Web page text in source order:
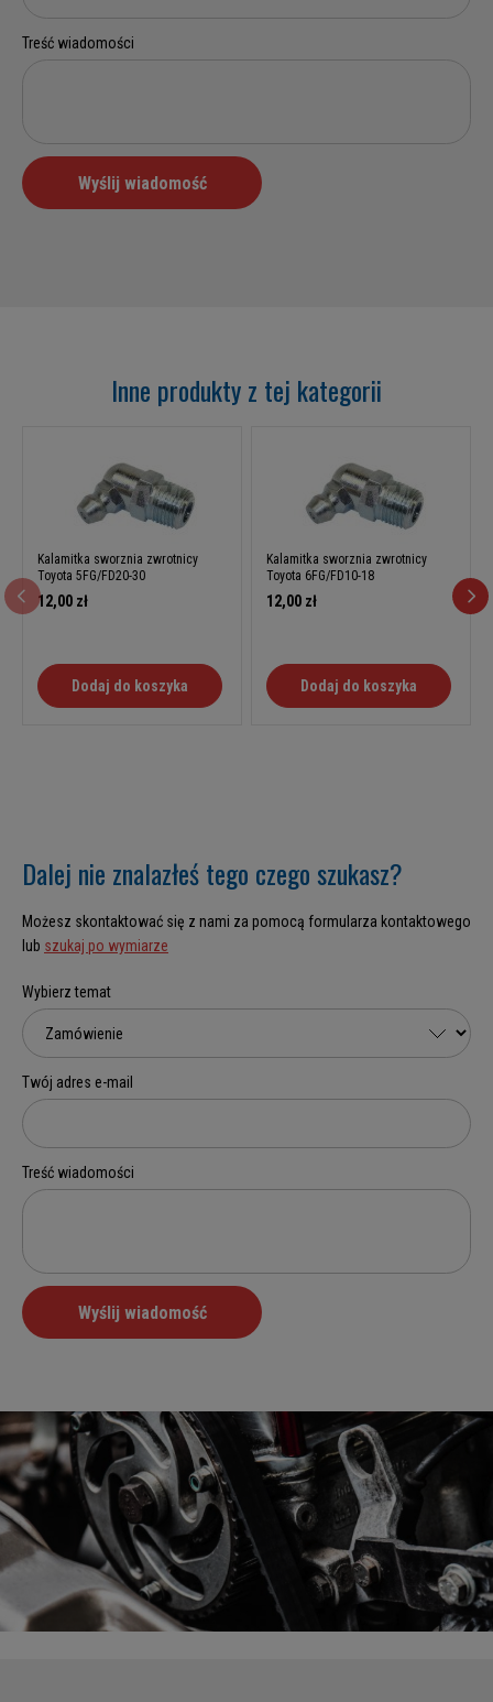
Inne produkty z tej kategorii
Kalamitka sworznia zwrotnicy
Toyota 5FG/FD20-30
12,00 zł
Dodaj do koszyka
Kalamitka sworznia zwrotnicy
Toyota 6FG/FD10-18
12,00 zł
Dodaj do koszyka
Dalej nie znalazłeś tego czego szukasz?
Możesz skontaktować się z nami za pomocą formularza kontaktowego
lub szukaj po wymiarze